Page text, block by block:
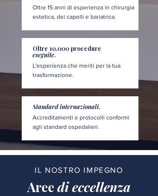
Oltre 15 anni di esperienza in chirurgia
estetica, dei capelli e bariatrica.
Oltre 10.000 procedure
eseguite.
L'esperienza che meriti per la tua
trasformazione.
Standard internazionali.
Accreditamenti e protocolli conformi
agli standard ospedalieri.
IL NOSTRO IMPEGNO
Aree di eccellenza